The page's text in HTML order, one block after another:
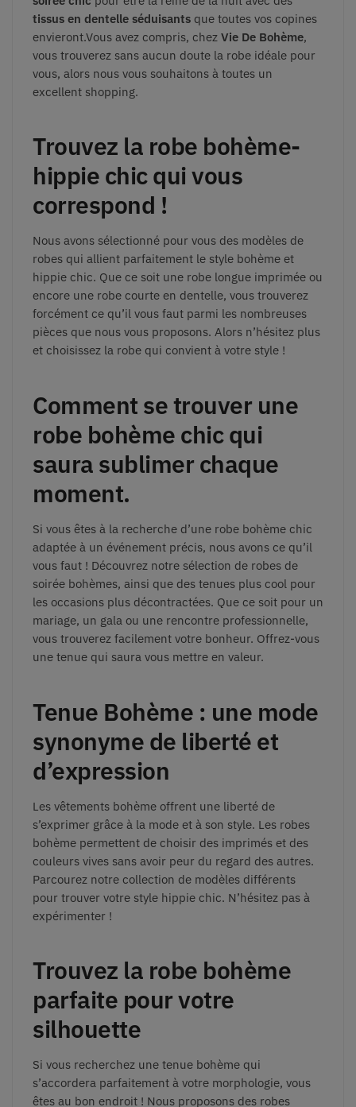
tissus en dentelle séduisants que toutes vos copines
envieront.Vous avez compris, chez Vie De Bohème,
vous trouverez sans aucun doute la robe idéale pour
vous, alors nous vous souhaitons à toutes un
excellent shopping.
Trouvez la robe bohème-
hippie chic qui vous
correspond !
Nous avons sélectionné pour vous des modèles de
robes qui allient parfaitement le style bohème et
hippie chic. Que ce soit une robe longue imprimée ou
encore une robe courte en dentelle, vous trouverez
forcément ce qu’il vous faut parmi les nombreuses
pièces que nous vous proposons. Alors n’hésitez plus
et choisissez la robe qui convient à votre style !
Comment se trouver une
robe bohème chic qui
saura sublimer chaque
moment.
Si vous êtes à la recherche d’une robe bohème chic
adaptée à un événement précis, nous avons ce qu’il
vous faut ! Découvrez notre sélection de robes de
soirée bohèmes, ainsi que des tenues plus cool pour
les occasions plus décontractées. Que ce soit pour un
mariage, un gala ou une rencontre professionnelle,
vous trouverez facilement votre bonheur. Offrez-vous
une tenue qui saura vous mettre en valeur.
Tenue Bohème : une mode
synonyme de liberté et
d’expression
Les vêtements bohème offrent une liberté de
s’exprimer grâce à la mode et à son style. Les robes
bohème permettent de choisir des imprimés et des
couleurs vives sans avoir peur du regard des autres.
Parcourez notre collection de modèles différents
pour trouver votre style hippie chic. N’hésitez pas à
expérimenter !
Trouvez la robe bohème
parfaite pour votre
silhouette
Si vous recherchez une tenue bohème qui
s’accordera parfaitement à votre morphologie, vous
êtes au bon endroit ! Nous proposons des robes